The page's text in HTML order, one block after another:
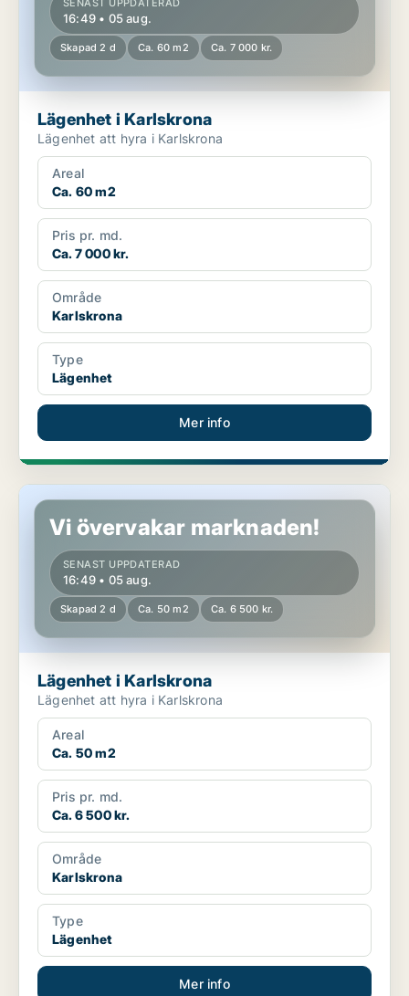
SENAST UPPDATERAD
16:49 • 05 aug.
Skapad 2 d Ca. 60 m2 Ca. 7 000 kr.
Lägenhet i Karlskrona
Lägenhet att hyra i Karlskrona
Areal
Ca. 60 m2
Pris pr. md.
Ca. 7 000 kr.
Område
Karlskrona
Type
Lägenhet
Mer info
Lägenhet i Karlskrona
Vi övervakar marknaden!
SENAST UPPDATERAD
16:49 • 05 aug.
Skapad 2 d Ca. 50 m2 Ca. 6 500 kr.
Lägenhet i Karlskrona
Lägenhet att hyra i Karlskrona
Areal
Ca. 50 m2
Pris pr. md.
Ca. 6 500 kr.
Område
Karlskrona
Type
Lägenhet
Mer info